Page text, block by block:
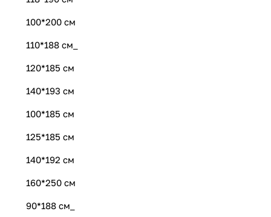
100*200 см
110*188 см_
120*185 см
140*193 см
100*185 см
125*185 см
140*192 см
160*250 см
90*188 см_